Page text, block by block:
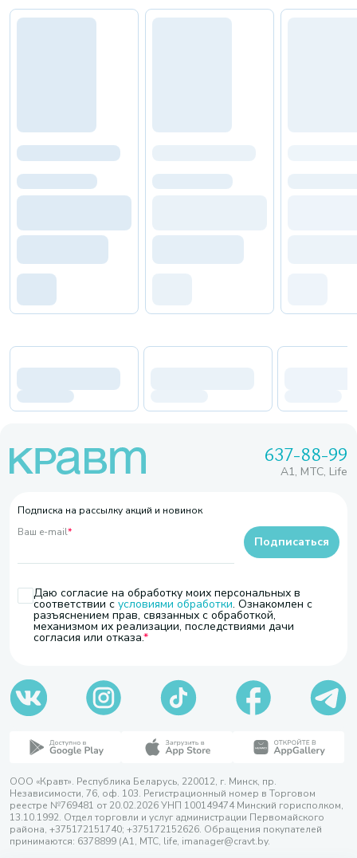
637-88-99
A1, МТС, Life
Подписка на рассылку акций и новинок
Ваш e-mail*
Даю согласие на обработку моих персональных в
соответствии с условиями обработки. Ознакомлен с
разъяснением прав, связанных с обработкой,
механизмом их реализации, последствиями дачи
согласия или отказа.
Подписаться
ООО «Кравт». Республика Беларусь, 220012, г. Минск, пр.
Независимости, 76, оф. 103. Регистрационный номер в Торговом
реестре №769481 от 20.02.2026 УНП 100149474 Минский горисполком,
13.10.1992. Отдел торговли и услуг администрации Первомайского
района, +375172151740; +375172152626. Обращения покупателей
принимаются: 6378899 (А1, МТС, life, imanager@cravt.by.